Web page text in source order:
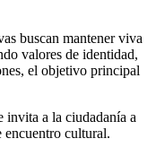
buscan mantener viva
valores de identidad,
el objetivo principal
invita a la ciudadanía a
encuentro cultural.